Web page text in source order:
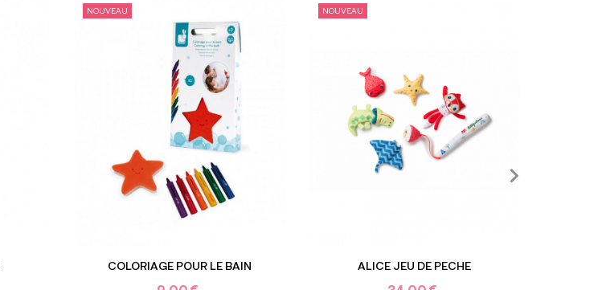
NOUVEAU
COLORIAGE POUR LE BAIN
NOUVEAU
ALICE JEU DE PECHE